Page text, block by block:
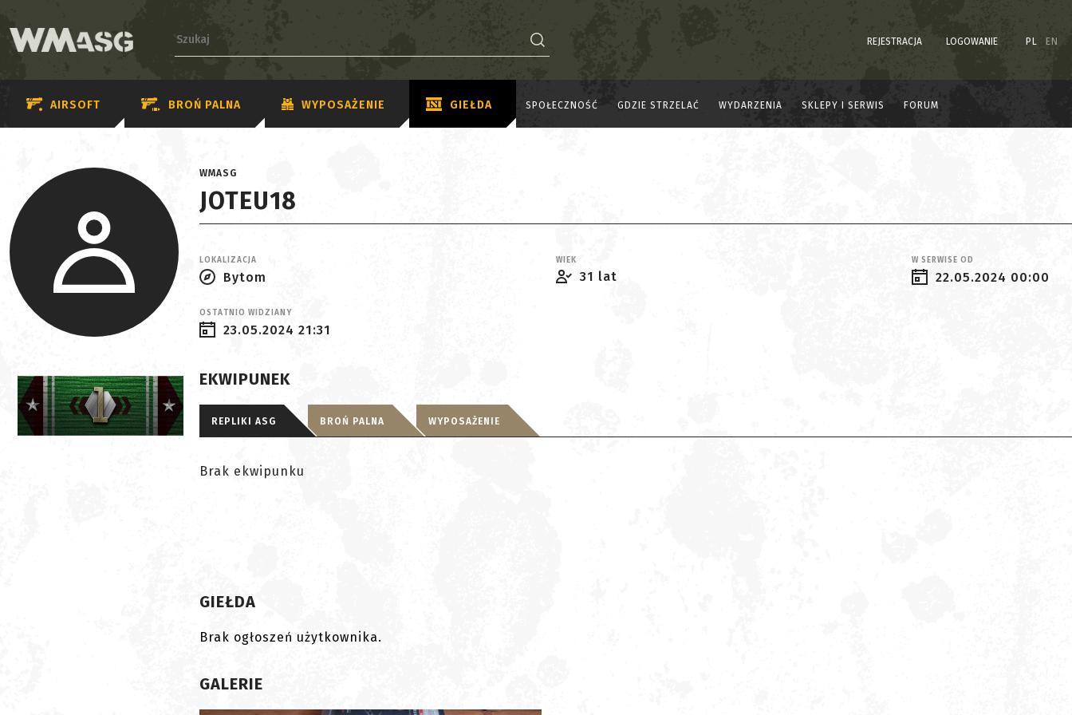
REJESTRACJA LOGOWANIE PL EN
AIRSOFT BROŃ PALNA WYPOSAŻENIE GIEŁDA SPOŁECZNOŚĆ GDZIE STRZELAĆ WYDARZENIA SKLEPY I SERWIS FORUM
WMASG
JOTEU18
LOKALIZACJA
Bytom
WIEK
31 lat
W SERWISE OD
22.05.2024 00:00
OSTATNIO WIDZIANY
23.05.2024 21:31
EKWIPUNEK
REPLIKI ASG BROŃ PALNA WYPOSAŻENIE
Brak ekwipunku
GIEŁDA
Brak ogłoszeń użytkownika.
GALERIE